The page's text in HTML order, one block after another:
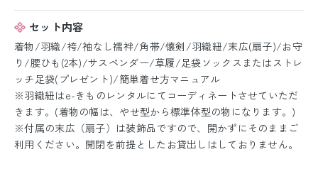
セット内容
着物/羽織/袴/袖なし襦袢/角帯/懐剣/羽織紐/末広(扇子)/お守
り/腰ひも(2本)/サスペンダー/草履/足袋ソックスまたはストレ
ッチ足袋(プレゼント)/簡単着せ方マニュアル
※羽織紐はe-きものレンタルにてコーディネートさせていただ
きます。(着物の幅は、やせ型から標準体型の物になります。)
※付属の末広（扇子）は装飾品ですので、開かずにそのままご
利用ください。開閉を前提としたお貸出しはしておりません。